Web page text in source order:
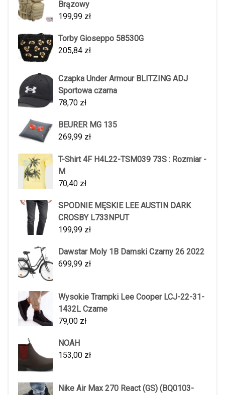
Brązowy
199,99 zł
Torby Gioseppo 58530G
205,84 zł
Czapka Under Armour BLITZING ADJ
Sportowa czarna
78,70 zł
BEURER MG 135
269,99 zł
T-Shirt 4F H4L22-TSM039 73S : Rozmiar -
M
70,40 zł
SPODNIE MĘSKIE LEE AUSTIN DARK
CROSBY L733NPUT
199,99 zł
Dawstar Moly 1B Damski Czarny 26 2022
699,99 zł
Wysokie Trampki Lee Cooper LCJ-22-31-
1432L Czarne
79,00 zł
NOAH
153,00 zł
Nike Air Max 270 React (GS) (BQ0103-